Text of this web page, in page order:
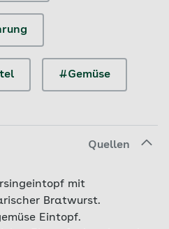
#Gemüse
Quellen
mit
Bratwurst.
Eintopf.